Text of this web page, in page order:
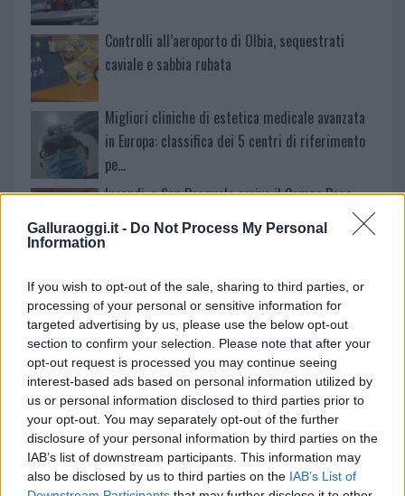
Galluraoggi.it - Do Not Process My Personal
Information
If you wish to opt-out of the sale, sharing to third parties, or
processing of your personal or sensitive information for
targeted advertising by us, please use the below opt-out
section to confirm your selection. Please note that after your
opt-out request is processed you may continue seeing
interest-based ads based on personal information utilized by
us or personal information disclosed to third parties prior to
your opt-out. You may separately opt-out of the further
disclosure of your personal information by third parties on the
IAB’s list of downstream participants. This information may
also be disclosed by us to third parties on the IAB’s List of
Controlli all’aeroporto di Olbia, sequestrati
caviale e sabbia rubata
Migliori cliniche di estetica medicale avanzata
in Europa: classifica dei 5 centri di riferimento
pe…
Incendi, a San Pasquale arriva il Campo Base:
l’inaugurazione
partecipazione per il suo racconto